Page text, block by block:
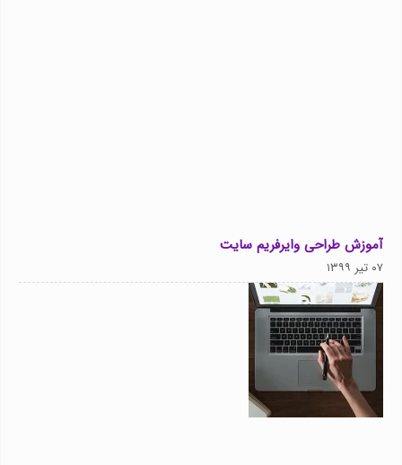
آموزش طراحی وایرفریم سایت
۰۷ تیر ۱۳۹۹